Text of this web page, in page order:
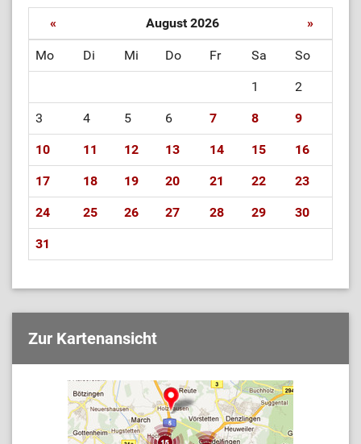
« August 2026 »
Mo Di Mi Do Fr Sa So
1 2
3 4 5 6 7 8 9
10 11 12 13 14 15 16
17 18 19 20 21 22 23
24 25 26 27 28 29 30
31
Zur Kartenansicht